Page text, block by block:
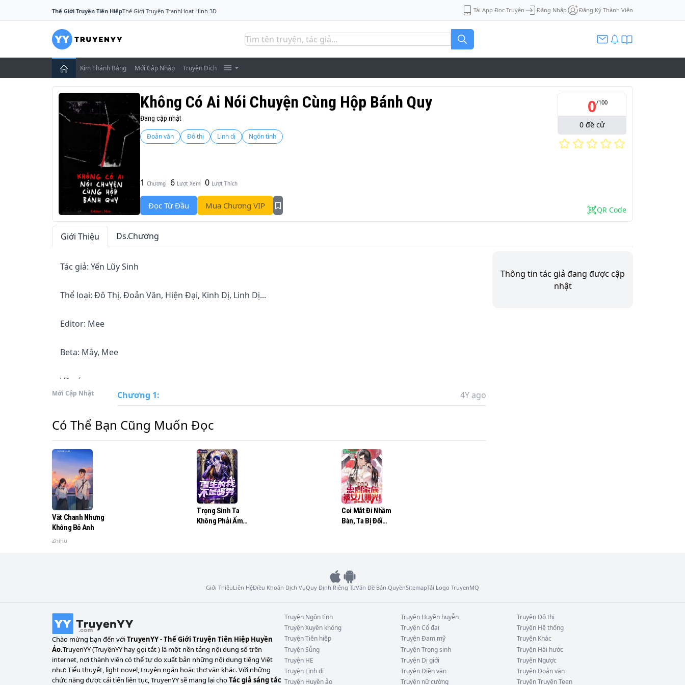
Thế Giới Truyện Tiên HiệpThế Giới Truyện TranhHoạt Hình 3D Tải App Đọc Truyện Đăng Nhập Đăng Ký Thành Viên
Kim Thánh Bảng Mới Cập Nhập Truyện Dịch
Không Có Ai Nói Chuyện Cùng Hộp Bánh Quy
Đang cập nhật
Đoản văn Đô thị Linh dị Ngôn tình
1 Chương 6 Lượt Xem 0 Lượt Thích
Đọc Từ Đầu Mua Chương VIP
0/100
0 đề cử
QR Code
Giới Thiệu Ds.Chương
Tác giả: Yến Lũy Sinh
Thể loại: Đô Thị, Đoản Văn, Hiện Đại, Kinh Dị, Linh Dị...
Editor: Mee
Beta: Mây, Mee
Văn án
Người bình thường sẽ nói chuyện với một hộp bánh sao?
Không có!
Không có ai sẽ làm như vậy cả!
Từ khóa tìm kiếm: Vai chính: ┃ vai phụ: ┃ cái khác:
Một câu tóm tắt: Không ai nói chuyện cùng hộp bánh quy
Mới Cập Nhật Chương 1: 4Y ago
Có Thể Bạn Cũng Muốn Đọc
Vắt Chanh Nhưng
Không Bỏ Anh
Zhihu
Trọng Sinh Ta
Không Phải Ấm
Coi Mắt Đi Nhầm
Bàn, Ta Bị Đối
Thông tin tác giả đang được cập
nhật
Giới ThiệuLiên HệĐiều Khoản Dịch VụQuy Định Riêng TưVấn Đề Bản QuyềnSitemapTải Logo TruyenMQ
Chào mừng bạn đến vớiTruyenYY - Thế Giới Truyện Tiên Hiệp Huyền
Ảo.TruyenYY (TruyệnYY hay gọi tắt ) là một nền tảng nội dung số trên
internet, nơi thành viên có thể tự do xuất bản những nội dung tiếng Việt
như: Tiểu thuyết, light novel, truyện ngắn hoặc thơ văn khác. Với những
chức năng được cải tiến liên tục, TruyenYY sẽ mang lại choTác giả sáng tác
Truyện Ngôn tình Truyện Huyền huyễn TruyệnĐô thị
TruyệnXuyên không TruyệnCổ đại Truyện Hệ thống
TruyệnTiên hiệp TruyệnĐam mỹ Truyện Khác
TruyệnSủng TruyệnTrọng sinh Truyện Hài hước
Truyện HE Truyện Dị giới Truyện Ngược
Truyện Linh dị TruyệnĐiền văn TruyệnĐoản văn
Truyện Huyền ảo Truyện nữ cường TruyệnTruyện Teen